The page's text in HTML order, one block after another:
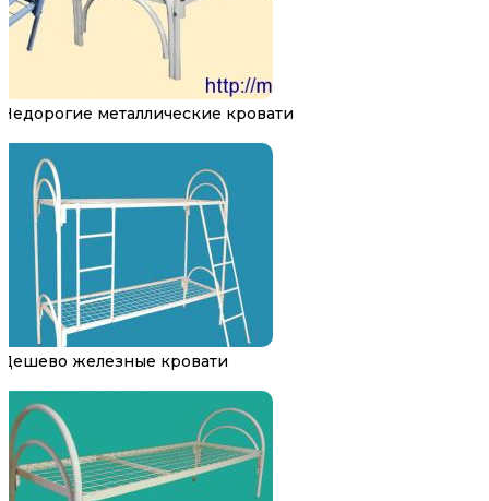
Недорогие металлические кровати
Дешево железные кровати